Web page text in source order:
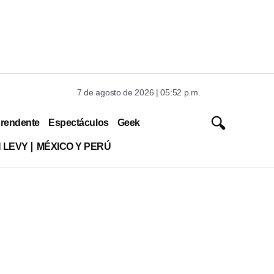
7 de agosto de 2026 | 05:52 p.m.
Espectáculos Geek
LEVY MÉXICO Y PERÚ